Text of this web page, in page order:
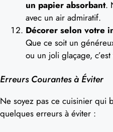
un papier absorbant.
avec un air admiratif.
Décorer selon votre
Que ce soit un
ou un joli glaçage,
Erreurs Courantes à Éviter
Ne soyez pas ce cuisinier qui
quelques erreurs à éviter :